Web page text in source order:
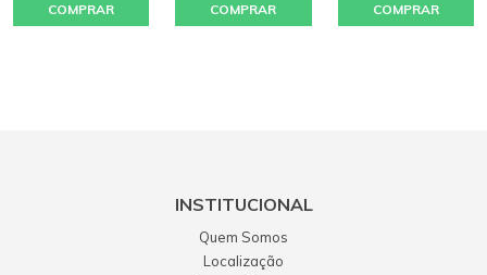
COMPRAR COMPRAR COMPRAR
INSTITUCIONAL
Quem Somos
Localização